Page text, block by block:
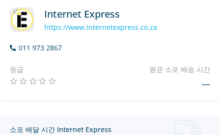
Internet Express
https://www.internetexpress.co.za
011 973 2867
등급 평균 소포 배송 시간
—
소포 배달 시간 Internet Express